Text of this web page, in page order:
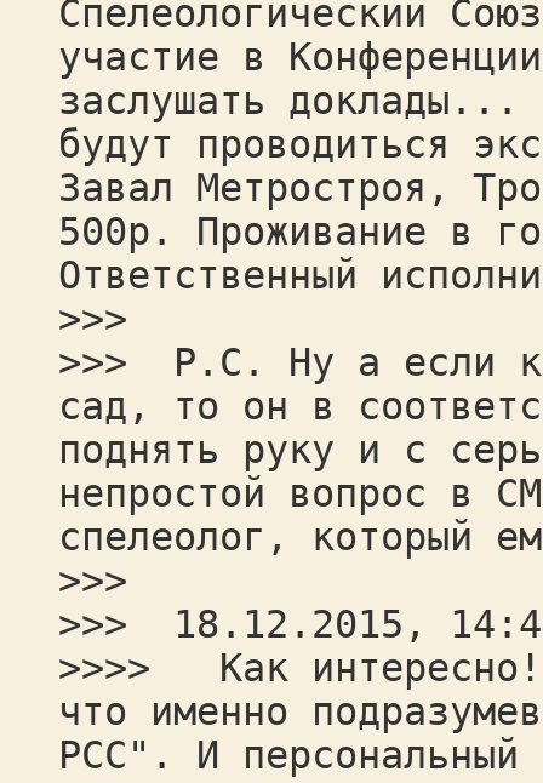
Спелеологический
участие в
заслушать доклады...
будут проводиться
Завал Метростроя,
500р. Проживание в
Ответственный
>>>
>>> P.C. Ну а если
сад, то он в
поднять руку и с
непростой вопрос в
спелеолог, который
>>>
>>> 18.12.2015,
>>>> Как
что именно
РСС". И персональный